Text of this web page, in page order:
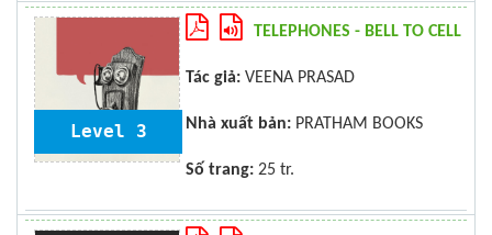
Level 3
TELEPHONES - BELL TO CELL
Tác giả: VEENA PRASAD
Nhà xuất bản: PRATHAM BOOKS
Số trang: 25 tr.